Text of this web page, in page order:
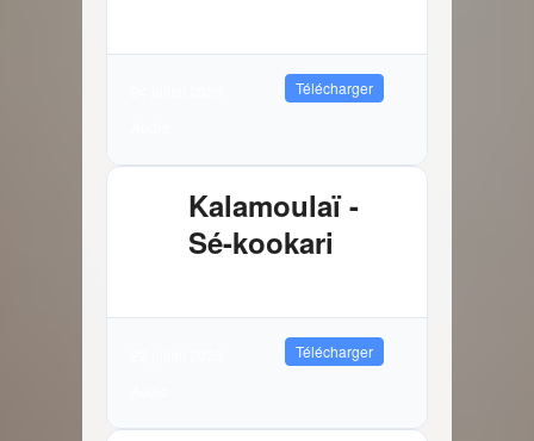
Télécharger
Kalamoulaï -
Sé-kookari
Télécharger